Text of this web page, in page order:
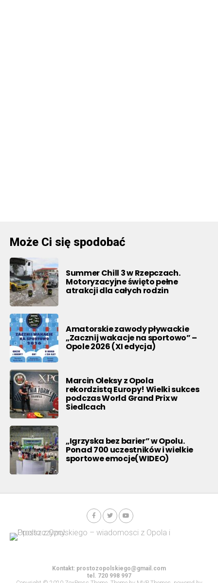
Może Ci się spodobać
Summer Chill 3 w Rzepczach.
Motoryzacyjne święto pełne
atrakcji dla całych rodzin
Amatorskie zawody pływackie
„Zacznij wakacje na sportowo” –
Opole 2026 (XI edycja)
Marcin Oleksy z Opola
rekordzistą Europy! Wielki sukces
podczas World Grand Prix w
Siedlcach
„Igrzyska bez barier” w Opolu.
Ponad 700 uczestników i wielkie
sportowe emocje(WIDEO)
Kontakt: prostozopolskiego@gmail.com
tel. 720 998 997